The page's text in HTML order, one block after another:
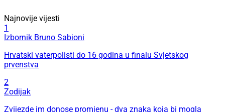
Najnovije vijesti
1
Izbornik Bruno Sabioni
Hrvatski vaterpolisti do 16 godina u finalu Svjetskog
prvenstva
2
Zodijak
Zvijezde im donose promjenu - dva znaka koja bi mogla